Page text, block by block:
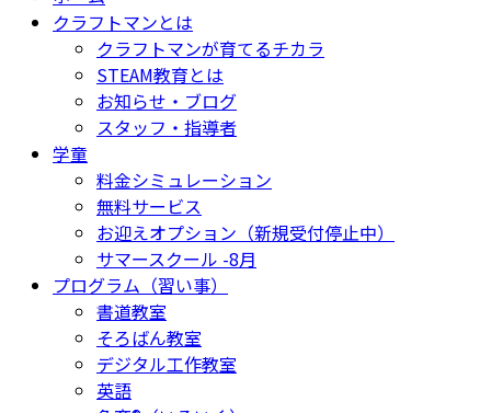
クラフトマンとは
クラフトマンが育てるチカラ
STEAM教育とは
お知らせ・ブログ
スタッフ・指導者
学童
料金シミュレーション
無料サービス
お迎えオプション（新規受付停止中）
サマースクール -8月
プログラム（習い事）
書道教室
そろばん教室
デジタル工作教室
英語